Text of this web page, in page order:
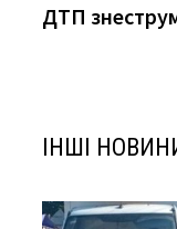
записів
ДТП
ІНШІ